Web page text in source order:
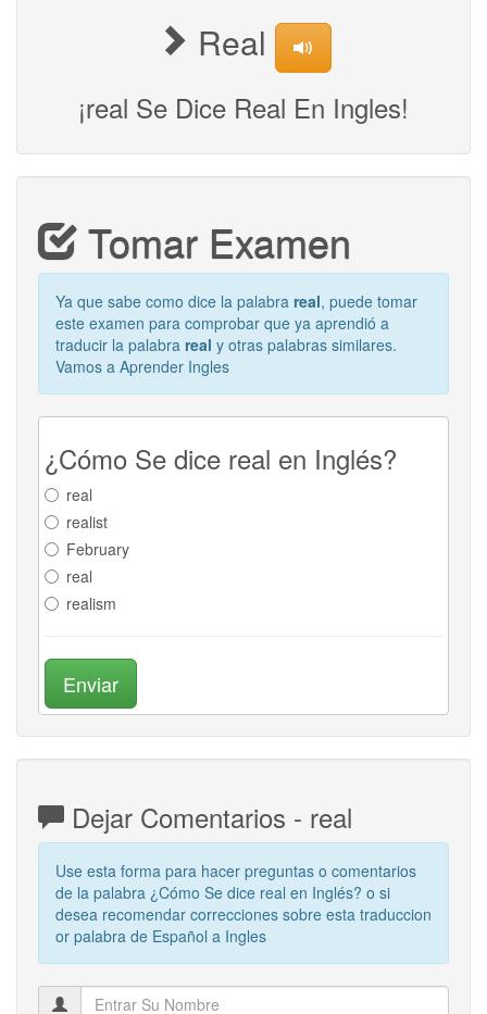
Real
¡real Se Dice Real En Ingles!
Tomar Examen
Ya que sabe como dice la palabra real, puede tomar
este examen para comprobar que ya aprendió a
traducir la palabra real y otras palabras similares.
Vamos a Aprender Ingles
¿Cómo Se dice real en Inglés?
real
realist
February
real
realism
Enviar
Dejar Comentarios - real
Use esta forma para hacer preguntas o comentarios
de la palabra ¿Cómo Se dice real en Inglés? o si
desea recomendar correcciones sobre esta traduccion
or palabra de Español a Ingles